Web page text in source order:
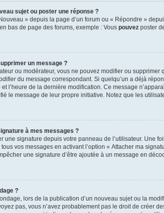
sujet ou poster une réponse ?
» depuis la page d’un forum ou « Répondre »
bas de page des forums, exemple : Vous pouvez poster
un message ?
ou modérateur, vous ne pouvez modifier ou
du message correspondant. Si quelqu’un a déjà
l’heure de la dernière modification. Ce message
le message de leur propre initiative. Notez que les
à mes messages ?
une signature depuis votre panneau de l’utilisateur. Une
vos messages en activant l’option « Attacher ma
une signature d’être ajoutée à un message en
?
lors de la publication d’un nouveau sujet ou la
pas, vous n’avez probablement pas le droit de créer